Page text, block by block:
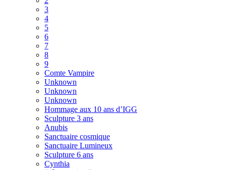
3
4
5
6
7
8
9
Comte Vampire
Unknown
Unknown
Unknown
Hommage aux 10 ans d’IGG
Sculpture 3 ans
Anubis
Sanctuaire cosmique
Sanctuaire Lumineux
Sculpture 6 ans
Cynthia